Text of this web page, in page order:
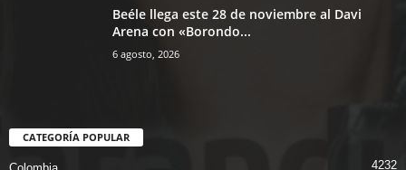
Beéle llega este 28 de noviembre al Davi
Arena con «Borondo...
6 agosto, 2026
CATEGORÍA POPULAR
4232